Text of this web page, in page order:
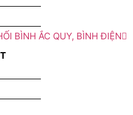
BÌNH ẮC QUY, BÌNH ĐIỆN